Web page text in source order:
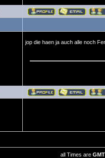
jop die haen ja auch alle noch
all Times are